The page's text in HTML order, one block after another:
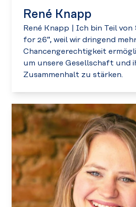
René Knapp
René Knapp
Ich bin Teil von
for 26”, weil wir dringend
Chancengerechtigkeit
um unsere Gesellschaft und
Zusammenhalt zu stärken.